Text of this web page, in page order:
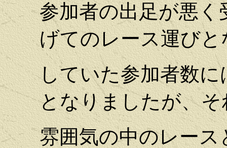
参加者の出足が悪
げてのレース運び
していた参加者数
となりましたが、
雰囲気の中のレー